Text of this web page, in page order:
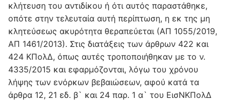
κλήτευση του αντιδίκου ή ότι αυτός παραστάθηκε,
οπότε στην τελευταία αυτή περίπτωση, η εκ της μη
κλητεύσεως ακυρότητα θεραπεύεται (ΑΠ 1055/2019,
ΑΠ 1461/2013). Στις διατάξεις των άρθρων 422 και
424 ΚΠολΔ, όπως αυτές τροποποιήθηκαν με το ν.
4335/2015 και εφαρμόζονται, λόγω του χρόνου
λήψης των ενόρκων βεβαιώσεων, αφού κατά τα
άρθρα 12, 21 εδ. β` και 24 παρ. 1 α` του ΕισΝΚΠολΔ